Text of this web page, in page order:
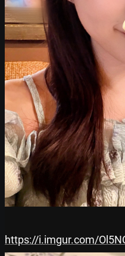
https://i.imgur.com/